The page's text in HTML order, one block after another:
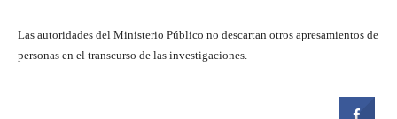
Las autoridades del Ministerio Público no descartan otros apresamientos de
personas en el transcurso de las investigaciones.